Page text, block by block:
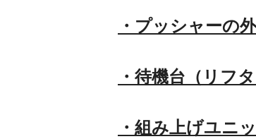
・プッシャーの
・待機台（リフ
・組み上げユニ